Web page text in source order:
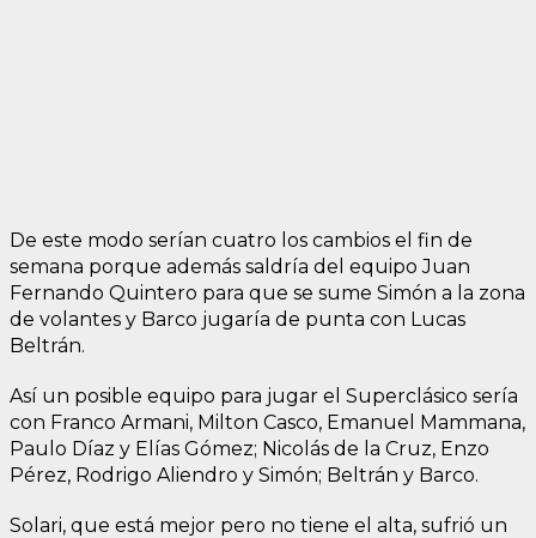
De este modo serían cuatro los cambios el fin de
semana porque además saldría del equipo Juan
Fernando Quintero para que se sume Simón a la zona
de volantes y Barco jugaría de punta con Lucas
Beltrán.
Así un posible equipo para jugar el Superclásico sería
con Franco Armani, Milton Casco, Emanuel Mammana,
Paulo Díaz y Elías Gómez; Nicolás de la Cruz, Enzo
Pérez, Rodrigo Aliendro y Simón; Beltrán y Barco.
Solari, que está mejor pero no tiene el alta, sufrió un